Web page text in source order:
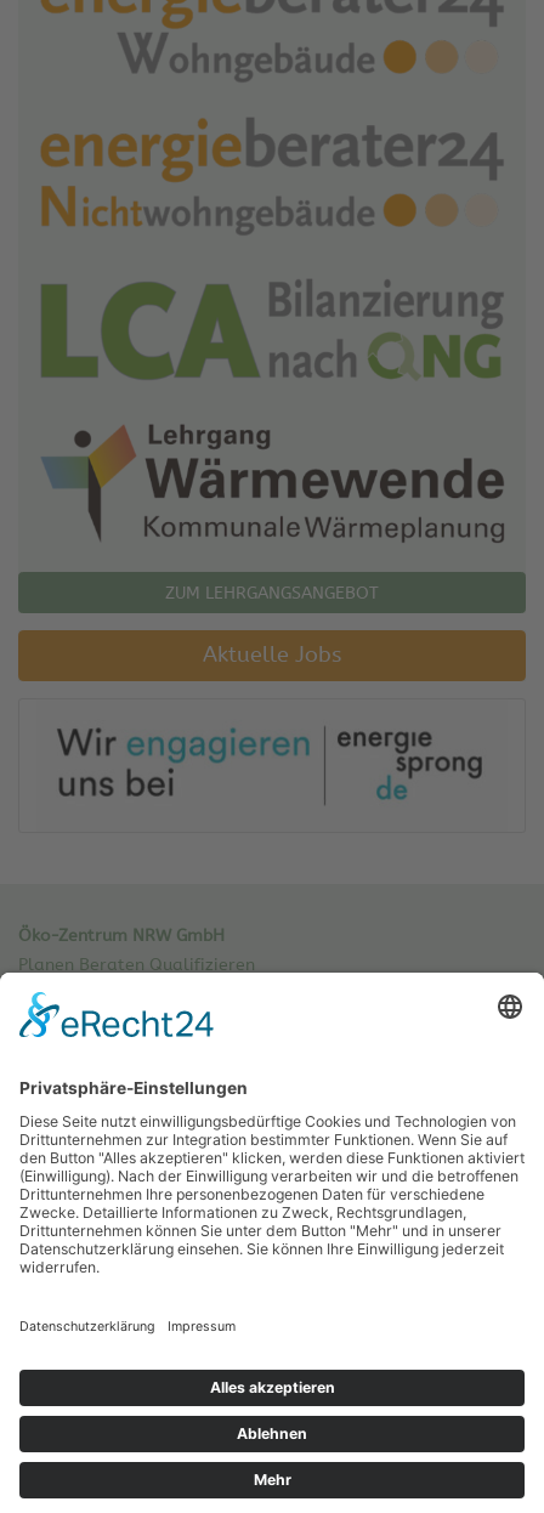
ZUM LEHRGANGSANGEBOT
Aktuelle Jobs
Öko-Zentrum NRW GmbH
Planen Beraten Qualifizieren
Sachsenweg 8
59073 Hamm
Tel.: 02381 / 30 220-0
Fax.: 02381 / 30 220-30
info[at]oekozentrum-nrw.de
Sitemap
Impressum
Datenschutz
Cookies